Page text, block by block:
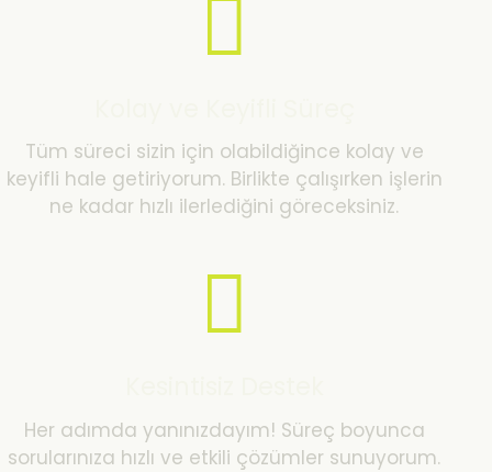
Tüm süreci sizin için olabildiğince kolay ve
keyifli hale getiriyorum. Birlikte çalışırken işlerin
ne kadar hızlı ilerlediğini göreceksiniz.
Her adımda yanınızdayım! Süreç boyunca
sorularınıza hızlı ve etkili çözümler sunuyorum.